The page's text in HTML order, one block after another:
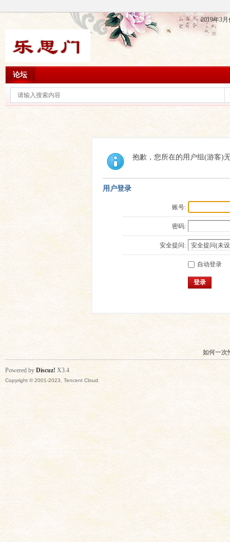
2019年3
论坛
抱歉，您所在的用户组(游客)
用户登录
账号:
密码:
安全提问:
自动登录
登录
如何一次
Powered by Discuz! X3.4
Copyright © 2001-2023, Tencent Cloud.